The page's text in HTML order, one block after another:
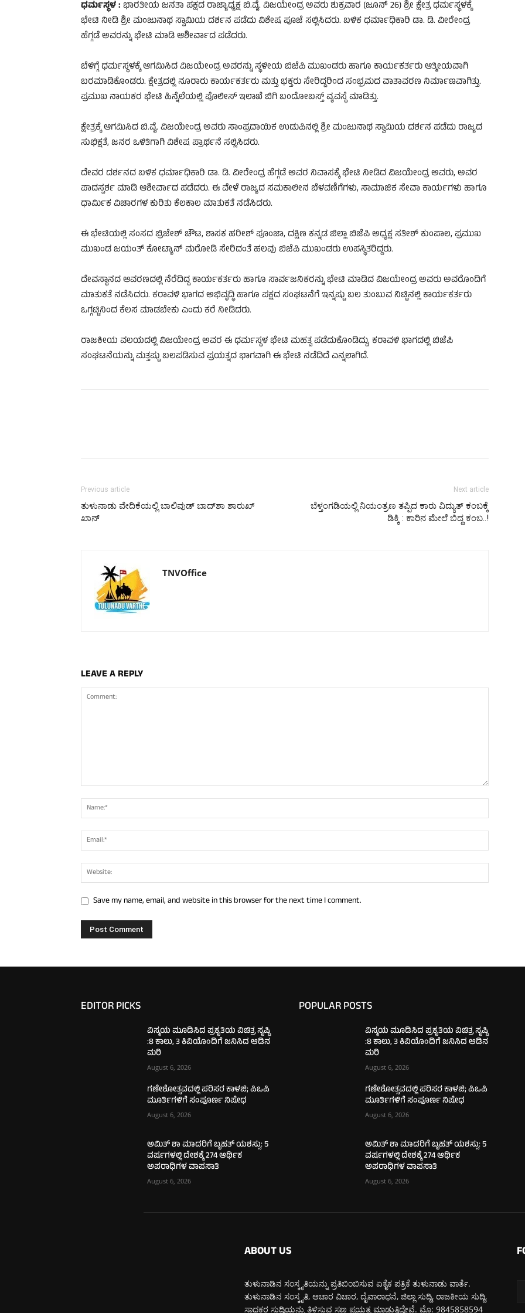
ಧರ್ಮಸ್ಥಳ : ಭಾರತೀಯ ಜನತಾ ಪಕ್ಷದ ರಾಜ್ಯಾಧ್ಯಕ್ಷ ಬಿ.ವೈ. ವಿಜಯೇಂದ್ರ ಅವರು ಶುಕ್ರವಾರ (ಜೂನ್ 26) ಶ್ರೀ ಕ್ಷೇತ್ರ ಧರ್ಮಸ್ಥಳಕ್ಕೆ
ಭೇಟಿ ನೀಡಿ ಶ್ರೀ ಮಂಜುನಾಥ ಸ್ವಾಮಿಯ ದರ್ಶನ ಪಡೆದು ವಿಶೇಷ ಪೂಜೆ ಸಲ್ಲಿಸಿದರು. ಬಳಿಕ ಧರ್ಮಾಧಿಕಾರಿ ಡಾ. ಡಿ. ವೀರೇಂದ್ರ
ಹೆಗ್ಗಡೆ ಅವರನ್ನು ಭೇಟಿ ಮಾಡಿ ಆಶೀರ್ವಾದ ಪಡೆದರು.
ಬೆಳಿಗ್ಗೆ ಧರ್ಮಸ್ಥಳಕ್ಕೆ ಆಗಮಿಸಿದ ವಿಜಯೇಂದ್ರ ಅವರನ್ನು ಸ್ಥಳೀಯ ಬಿಜೆಪಿ ಮುಖಂಡರು ಹಾಗೂ ಕಾರ್ಯಕರ್ತರು ಆತ್ಮೀಯವಾಗಿ
ಬರಮಾಡಿಕೊಂಡರು. ಕ್ಷೇತ್ರದಲ್ಲಿ ನೂರಾರು ಕಾರ್ಯಕರ್ತರು ಮತ್ತು ಭಕ್ತರು ಸೇರಿದ್ದರಿಂದ ಸಂಭ್ರಮದ ವಾತಾವರಣ ನಿರ್ಮಾಣವಾಗಿತ್ತು.
ಪ್ರಮುಖ ನಾಯಕರ ಭೇಟಿ ಹಿನ್ನೆಲೆಯಲ್ಲಿ ಪೊಲೀಸ್ ಇಲಾಖೆ ಬಿಗಿ ಬಂದೋಬಸ್ತ್ ವ್ಯವಸ್ಥೆ ಮಾಡಿತ್ತು.
ಕ್ಷೇತ್ರಕ್ಕೆ ಆಗಮಿಸಿದ ಬಿ.ವೈ. ವಿಜಯೇಂದ್ರ ಅವರು ಸಾಂಪ್ರದಾಯಿಕ ಉಡುಪಿನಲ್ಲಿ ಶ್ರೀ ಮಂಜುನಾಥ ಸ್ವಾಮಿಯ ದರ್ಶನ ಪಡೆದು ರಾಜ್ಯದ
ಸುಭಿಕ್ಷತೆ, ಜನರ ಒಳಿತಿಗಾಗಿ ವಿಶೇಷ ಪ್ರಾರ್ಥನೆ ಸಲ್ಲಿಸಿದರು.
ದೇವರ ದರ್ಶನದ ಬಳಿಕ ಧರ್ಮಾಧಿಕಾರಿ ಡಾ. ಡಿ. ವೀರೇಂದ್ರ ಹೆಗ್ಗಡೆ ಅವರ ನಿವಾಸಕ್ಕೆ ಭೇಟಿ ನೀಡಿದ ವಿಜಯೇಂದ್ರ ಅವರು, ಅವರ
ಪಾದಸ್ಪರ್ಶ ಮಾಡಿ ಆಶೀರ್ವಾದ ಪಡೆದರು. ಈ ವೇಳೆ ರಾಜ್ಯದ ಸಮಕಾಲೀನ ಬೆಳವಣಿಗೆಗಳು, ಸಾಮಾಜಿಕ ಸೇವಾ ಕಾರ್ಯಗಳು ಹಾಗೂ
ಧಾರ್ಮಿಕ ವಿಚಾರಗಳ ಕುರಿತು ಕೆಲಕಾಲ ಮಾತುಕತೆ ನಡೆಸಿದರು.
ಈ ಭೇಟಿಯಲ್ಲಿ ಸಂಸದ ಬ್ರಿಜೇಶ್ ಚೌಟ, ಶಾಸಕ ಹರೀಶ್ ಪೂಂಜಾ, ದಕ್ಷಿಣ ಕನ್ನಡ ಜಿಲ್ಲಾ ಬಿಜೆಪಿ ಅಧ್ಯಕ್ಷ ಸತೀಶ್ ಕುಂಪಾಲ, ಪ್ರಮುಖ
ಮುಖಂಡ ಜಯಂತ್ ಕೋಟ್ಯಾನ್ ಮರೋಡಿ ಸೇರಿದಂತೆ ಹಲವು ಬಿಜೆಪಿ ಮುಖಂಡರು ಉಪಸ್ಥಿತರಿದ್ದರು.
ದೇವಸ್ಥಾನದ ಆವರಣದಲ್ಲಿ ನೆರೆದಿದ್ದ ಕಾರ್ಯಕರ್ತರು ಹಾಗೂ ಸಾರ್ವಜನಿಕರನ್ನು ಭೇಟಿ ಮಾಡಿದ ವಿಜಯೇಂದ್ರ ಅವರು ಅವರೊಂದಿಗೆ
ಮಾತುಕತೆ ನಡೆಸಿದರು. ಕರಾವಳಿ ಭಾಗದ ಅಭಿವೃದ್ಧಿ ಹಾಗೂ ಪಕ್ಷದ ಸಂಘಟನೆಗೆ ಇನ್ನಷ್ಟು ಬಲ ತುಂಬುವ ನಿಟ್ಟಿನಲ್ಲಿ ಕಾರ್ಯಕರ್ತರು
ಒಗ್ಗಟ್ಟಿನಿಂದ ಕೆಲಸ ಮಾಡಬೇಕು ಎಂದು ಕರೆ ನೀಡಿದರು.
ರಾಜಕೀಯ ವಲಯದಲ್ಲಿ ವಿಜಯೇಂದ್ರ ಅವರ ಈ ಧರ್ಮಸ್ಥಳ ಭೇಟಿ ಮಹತ್ವ ಪಡೆದುಕೊಂಡಿದ್ದು, ಕರಾವಳಿ ಭಾಗದಲ್ಲಿ ಬಿಜೆಪಿ
ಸಂಘಟನೆಯನ್ನು ಮತ್ತಷ್ಟು ಬಲಪಡಿಸುವ ಪ್ರಯತ್ನದ ಭಾಗವಾಗಿ ಈ ಭೇಟಿ ನಡೆದಿದೆ ಎನ್ನಲಾಗಿದೆ.
Previous article
ತುಳುನಾಡು ವೇದಿಕೆಯಲ್ಲಿ ಬಾಲಿವುಡ್‌ ಬಾದ್‌ಶಾ ಶಾರುಖ್‌
ಖಾನ್‌
Next article
ಬೆಳ್ತಂಗಡಿಯಲ್ಲಿ ನಿಯಂತ್ರಣ ತಪ್ಪಿದ ಕಾರು ವಿದ್ಯುತ್ ಕಂಬಕ್ಕೆ
ಡಿಕ್ಕಿ : ಕಾರಿನ ಮೇಲೆ ಬಿದ್ದ ಕಂಬ..!
TNVOffice
LEAVE A REPLY
Save my name, email, and website in this browser for the next time I comment.
EDITOR PICKS
ವಿಸ್ಮಯ ಮೂಡಿಸಿದ ಪ್ರಕೃತಿಯ ವಿಚಿತ್ರ ಸೃಷ್ಟಿ
:8 ಕಾಲು, 3 ಕಿವಿಯೊಂದಿಗೆ ಜನಿಸಿದ ಆಡಿನ
ಮರಿ
August 6, 2026
ಗಣೇಶೋತ್ಸವದಲ್ಲಿ ಪರಿಸರ ಕಾಳಜಿ; ಪಿಒಪಿ
ಮೂರ್ತಿಗಳಿಗೆ ಸಂಪೂರ್ಣ ನಿಷೇಧ
August 6, 2026
ಅಮಿತ್ ಶಾ ಮಾದರಿಗೆ ಬೃಹತ್ ಯಶಸ್ಸು: 5
ವರ್ಷಗಳಲ್ಲಿ ದೇಶಕ್ಕೆ 274 ಆರ್ಥಿಕ
ಅಪರಾಧಿಗಳ ವಾಪಸಾತಿ
August 6, 2026
POPULAR POSTS
ವಿಸ್ಮಯ ಮೂಡಿಸಿದ ಪ್ರಕೃತಿಯ ವಿಚಿತ್ರ ಸೃಷ್ಟಿ
:8 ಕಾಲು, 3 ಕಿವಿಯೊಂದಿಗೆ ಜನಿಸಿದ ಆಡಿನ
ಮರಿ
August 6, 2026
ಗಣೇಶೋತ್ಸವದಲ್ಲಿ ಪರಿಸರ ಕಾಳಜಿ; ಪಿಒಪಿ
ಮೂರ್ತಿಗಳಿಗೆ ಸಂಪೂರ್ಣ ನಿಷೇಧ
August 6, 2026
ಅಮಿತ್ ಶಾ ಮಾದರಿಗೆ ಬೃಹತ್ ಯಶಸ್ಸು: 5
ವರ್ಷಗಳಲ್ಲಿ ದೇಶಕ್ಕೆ 274 ಆರ್ಥಿಕ
ಅಪರಾಧಿಗಳ ವಾಪಸಾತಿ
August 6, 2026
ABOUT US
ತುಳುನಾಡಿನ ಸಂಸ್ಕೃತಿಯನ್ನು ಪ್ರತಿಬಿಂಬಿಸುವ ಏಕೈಕ ಪತ್ರಿಕೆ ತುಳುನಾಡು ವಾರ್ತೆ.
ತುಳುನಾಡಿನ ಸಂಸ್ಕೃತಿ, ಆಚಾರ ವಿಚಾರ, ದೈವಾರಾಧನೆ, ಜಿಲ್ಲಾ ಸುದ್ದಿ, ರಾಜಕೀಯ ಸುದ್ದಿ,
ಸಾಧಕರ ಸುದ್ದಿಯನ್ನು ತಿಳಿಸುವ ಸಣ್ಣ ಪ್ರಯತ್ನ ಮಾಡುತ್ತಿದ್ದೇವೆ. ಮೊ: 9845858594